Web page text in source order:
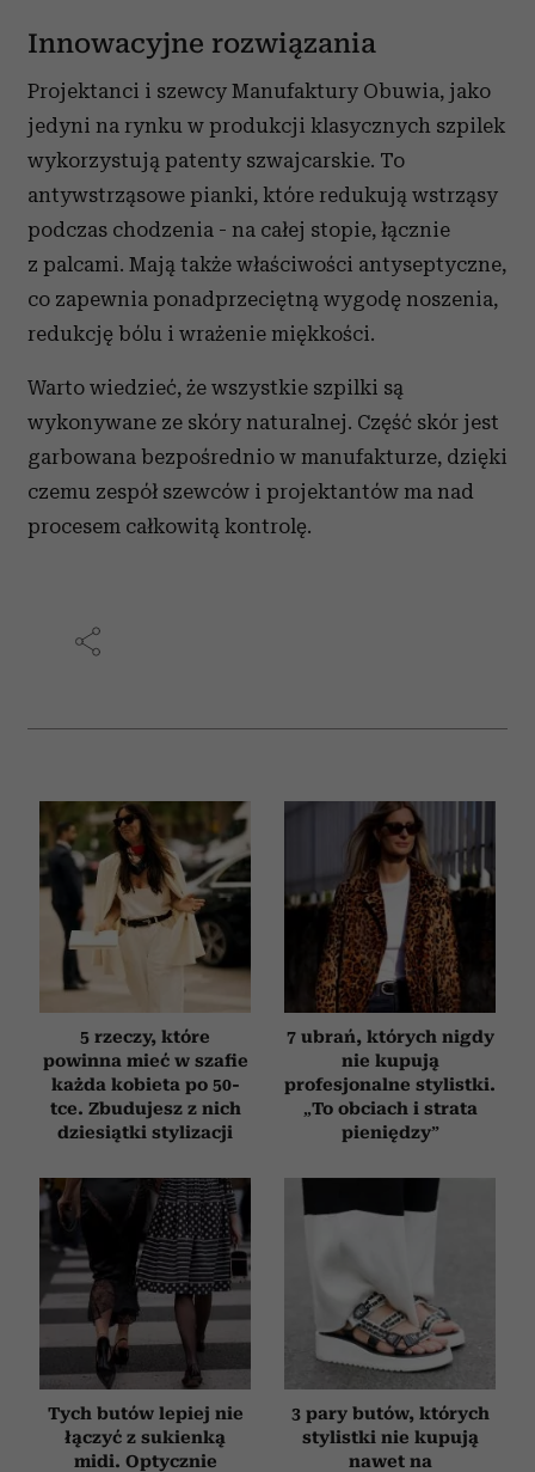
Innowacyjne rozwiązania
Projektanci i szewcy Manufaktury Obuwia, jako
jedyni na rynku w produkcji klasycznych szpilek
wykorzystują patenty szwajcarskie. To
antywstrząsowe pianki, które redukują wstrząsy
podczas chodzenia - na całej stopie, łącznie
z palcami. Mają także właściwości antyseptyczne,
co zapewnia ponadprzeciętną wygodę noszenia,
redukcję bólu i wrażenie miękkości.
Warto wiedzieć, że wszystkie szpilki są
wykonywane ze skóry naturalnej. Część skór jest
garbowana bezpośrednio w manufakturze, dzięki
czemu zespół szewców i projektantów ma nad
procesem całkowitą kontrolę.
5 rzeczy, które
powinna mieć w szafie
każda kobieta po 50-
tce. Zbudujesz z nich
dziesiątki stylizacji
7 ubrań, których nigdy
nie kupują
profesjonalne stylistki.
„To obciach i strata
pieniędzy”
Tych butów lepiej nie
łączyć z sukienką
midi. Optycznie
3 pary butów, których
stylistki nie kupują
nawet na